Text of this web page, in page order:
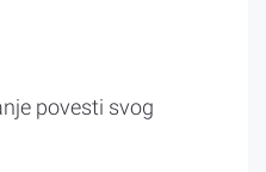
povesti svog